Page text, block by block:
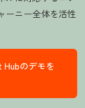
ーニー全体を活性
Hubのデモを